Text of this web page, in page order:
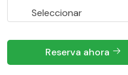
Reserva ahora